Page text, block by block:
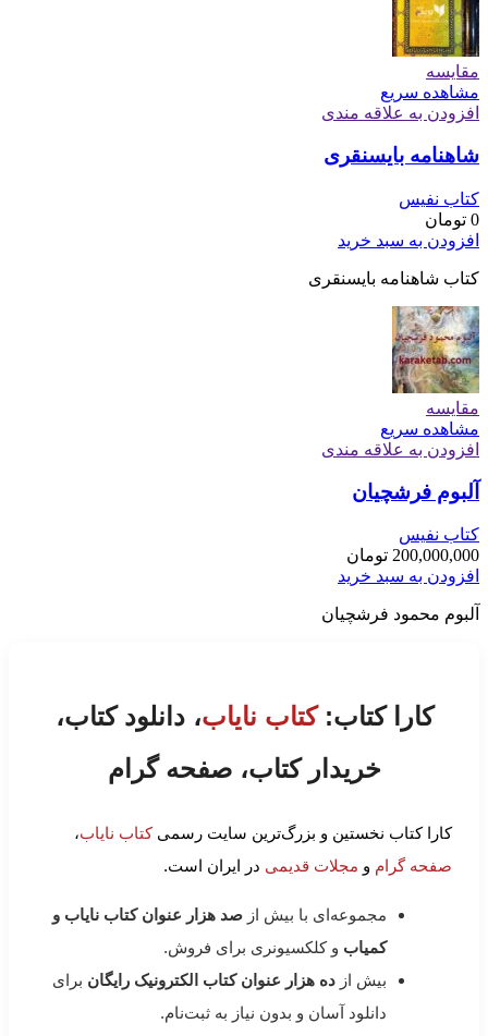
مقایسه
مشاهده سریع
افزودن به علاقه مندی
شاهنامه بایسنقری
کتاب نفیس
0 تومان
افزودن به سبد خرید
کتاب شاهنامه بایسنقری
مقایسه
مشاهده سریع
افزودن به علاقه مندی
آلبوم فرشچیان
کتاب نفیس
200,000,000 تومان
افزودن به سبد خرید
آلبوم محمود فرشچیان
کارا کتاب:کتاب نایاب، دانلود کتاب،
خریدار کتاب، صفحه گرام
کارا کتاب نخستین و بزرگ‌ترین سایت رسمیکتاب نایاب،
صفحه گرام و مجلات قدیمی در ایران است.
مجموعه‌ای با بیش از صد هزار عنوان کتاب نایاب و
کمیاب و کلکسیونری برای فروش.
بیش از ده هزار عنوان کتاب الکترونیک رایگان برای
دانلود آسان و بدون نیاز به ثبت‌نام.